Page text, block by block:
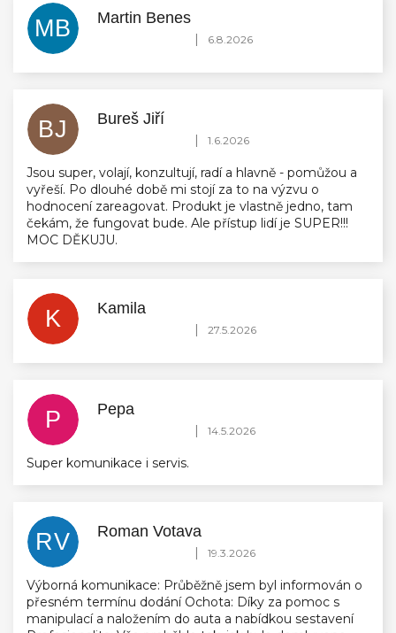
MB Martin Benes
Hodnocení obchodu je 5 z 5 hvězdiček.
| 6.8.2026
BJ Bureš Jiří
Hodnocení obchodu je 5 z 5 hvězdiček.
| 1.6.2026
Jsou super, volají, konzultují, radí a hlavně - pomůžou a
vyřeší. Po dlouhé době mi stojí za to na výzvu o
hodnocení zareagovat. Produkt je vlastně jedno, tam
čekám, že fungovat bude. Ale přístup lidí je SUPER!!!
MOC DĚKUJU.
K Kamila
Hodnocení obchodu je 5 z 5 hvězdiček.
| 27.5.2026
P Pepa
Hodnocení obchodu je 5 z 5 hvězdiček.
| 14.5.2026
Super komunikace i servis.
RV Roman Votava
Hodnocení obchodu je 5 z 5 hvězdiček.
| 19.3.2026
Výborná komunikace: Průběžně jsem byl informován o
přesném termínu dodání Ochota: Díky za pomoc s
manipulací a naložením do auta a nabídkou sestavení